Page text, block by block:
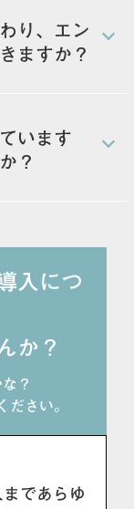
り、エン
ますか？
います
？
入につ
か？
？
ださい。
であらゆ